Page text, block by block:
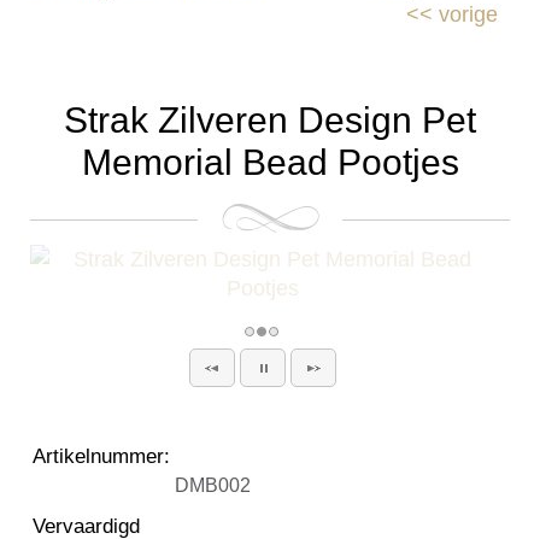
<< vorige
Strak Zilveren Design Pet
Memorial Bead Pootjes
Artikelnummer:
DMB002
Vervaardigd